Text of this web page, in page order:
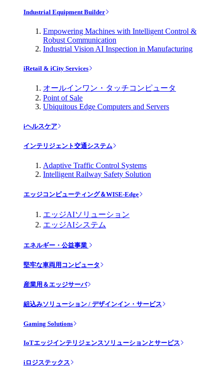
Industrial Equipment Builder
Empowering Machines with Intelligent Control &
Robust Communication
Industrial Vision AI Inspection in Manufacturing
iRetail & iCity Services
オールインワン・タッチコンピュータ
Point of Sale
Ubiquitous Edge Computers and Servers
iヘルスケア
インテリジェント交通システム
Adaptive Traffic Control Systems
Intelligent Railway Safety Solution
エッジコンピューティング＆WISE-Edge
エッジAIソリューション
エッジAIシステム
エネルギー・公益事業
堅牢な車両用コンピュータ
産業用＆エッジサーバ
組込みソリューション / デザインイン・サービス
Gaming Solutions
IoTエッジインテリジェンスソリューションとサービス
iロジステックス